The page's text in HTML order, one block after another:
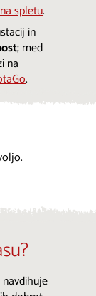
na spletu.
in
; med
na
.